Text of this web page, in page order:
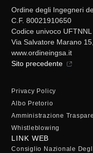
Ordine degli Ingegneri
C.F. 80021910650
Codice univoco UFTNNL
Via Salvatore Marano
www.ordineingsa.it
Sito precedente
Privacy Policy
Albo Pretorio
Amministrazione
Whistleblowing
LINK WEB
Consiglio Nazionale